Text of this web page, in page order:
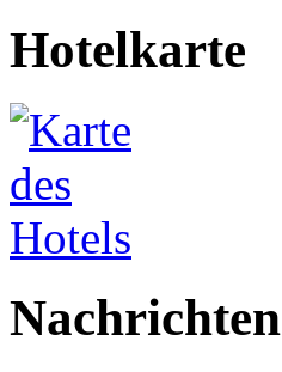
Hotelkarte
Nachrichten